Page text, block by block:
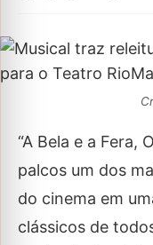
“A Bela e a Fera,
palcos um dos
do cinema em
clássicos de